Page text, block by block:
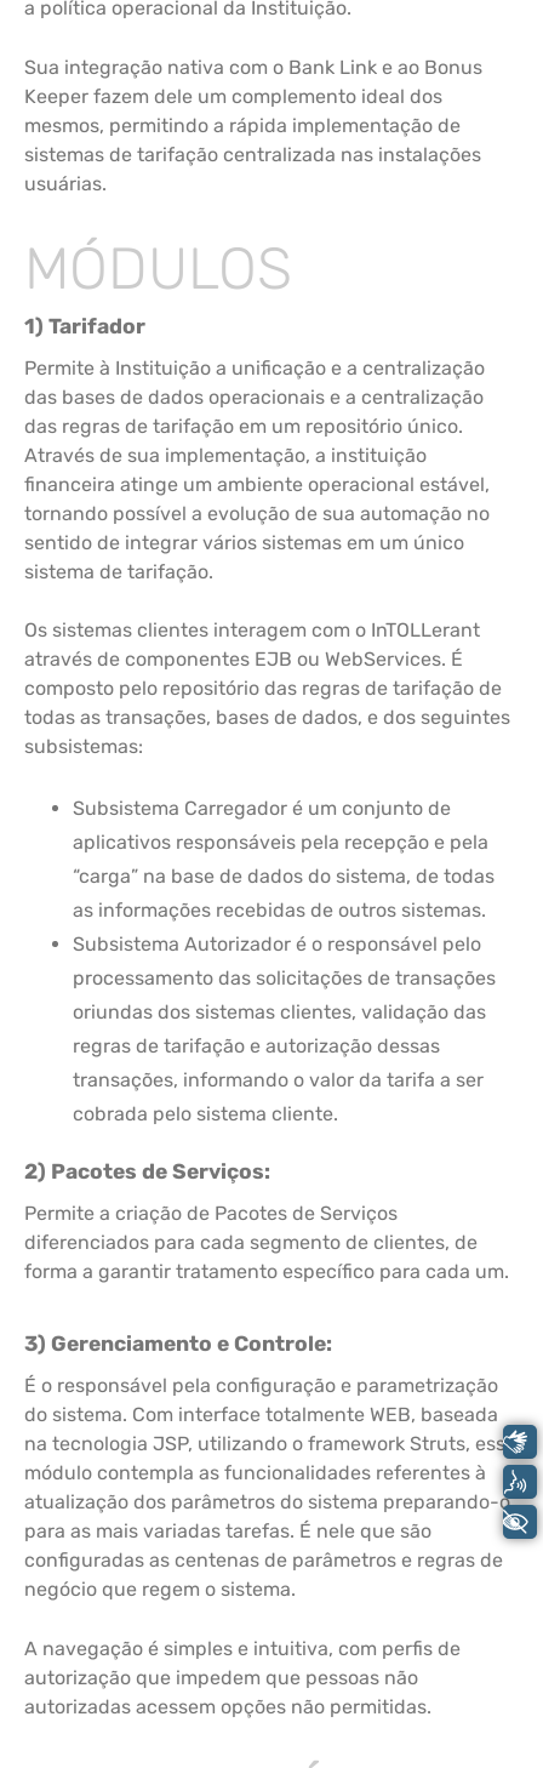
a política operacional da Instituição.
Sua integração nativa com o Bank Link e ao Bonus
Keeper fazem dele um complemento ideal dos
mesmos, permitindo a rápida implementação de
sistemas de tarifação centralizada nas instalações
usuárias.
MÓDULOS
1) Tarifador
Permite à Instituição a unificação e a centralização
das bases de dados operacionais e a centralização
das regras de tarifação em um repositório único.
Através de sua implementação, a instituição
financeira atinge um ambiente operacional estável,
tornando possível a evolução de sua automação no
sentido de integrar vários sistemas em um único
sistema de tarifação.
Os sistemas clientes interagem com o InTOLLerant
através de componentes EJB ou WebServices. É
composto pelo repositório das regras de tarifação de
todas as transações, bases de dados, e dos seguintes
subsistemas:
Subsistema Carregador é um conjunto de
aplicativos responsáveis pela recepção e pela
“carga” na base de dados do sistema, de todas
as informações recebidas de outros sistemas.
Subsistema Autorizador é o responsável pelo
processamento das solicitações de transações
oriundas dos sistemas clientes, validação das
regras de tarifação e autorização dessas
transações, informando o valor da tarifa a ser
cobrada pelo sistema cliente.
2) Pacotes de Serviços:
Permite a criação de Pacotes de Serviços
diferenciados para cada segmento de clientes, de
forma a garantir tratamento específico para cada um.
3) Gerenciamento e Controle:
É o responsável pela configuração e parametrização
do sistema. Com interface totalmente WEB, baseada
na tecnologia JSP, utilizando o framework Struts, esse
módulo contempla as funcionalidades referentes à
atualização dos parâmetros do sistema preparando-o
para as mais variadas tarefas. É nele que são
configuradas as centenas de parâmetros e regras de
negócio que regem o sistema.
A navegação é simples e intuitiva, com perfis de
autorização que impedem que pessoas não
autorizadas acessem opções não permitidas.
Libras
Voz
+ Acessibilidade